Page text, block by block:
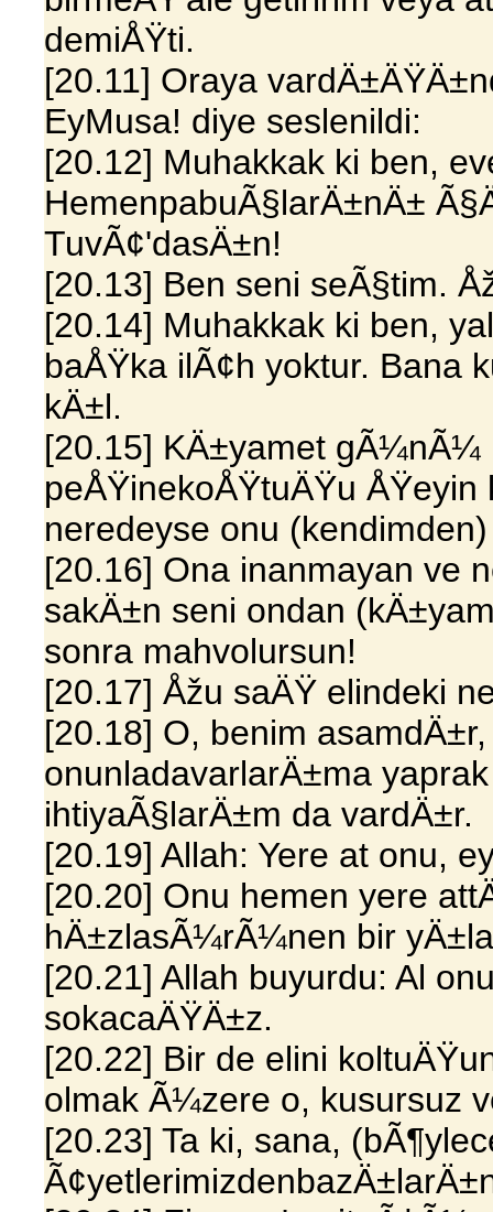
demiÅŸti.
[20.11] Oraya
EyMusa! diye seslenildi:
[20.12] Muhakkak ki ben,
HemenpabuÃ§larÄ±nÄ±
TuvÃ¢'dasÄ±n!
[20.13] Ben seni seÃ§tim.
[20.14] Muhakkak ki ben,
baÅŸka ilÃ¢h yoktur. Bana
kÄ±l.
[20.15] KÄ±yamet gÃ¼nÃ¼
peÅŸinekoÅŸtuÄŸu
neredeyse onu
[20.16] Ona inanmayan ve
sakÄ±n seni ondan
sonra mahvolursun!
[20.17] Åžu saÄŸ elindeki
[20.18] O, benim
onunladavarlarÄ±ma
ihtiyaÃ§larÄ±m da vardÄ±r.
[20.19] Allah: Yere at onu,
[20.20] Onu hemen yere
hÄ±zlasÃ¼rÃ¼nen bir
[20.21] Allah buyurdu: Al
sokacaÄŸÄ±z.
[20.22] Bir de elini
olmak Ã¼zere o, kusursuz
[20.23] Ta ki, sana,